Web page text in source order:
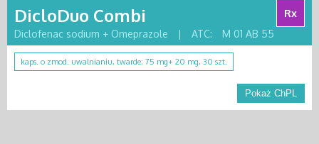
DicloDuo Combi
Rx
Diclofenac sodium + Omeprazole
| ATC: M 01 AB 55
kaps. o zmod. uwalnianiu, twarde; 75 mg+ 20 mg, 30 szt.
Pokaż ChPL